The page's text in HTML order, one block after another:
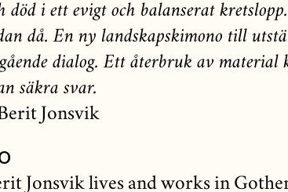
död i ett evigt och balanserat
då. En ny landskapskimono till
dialog. Ett återbruk av
säkra svar.
Jonsvik
Jonsvik lives and works in